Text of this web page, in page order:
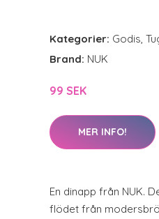
Kategorier: Godis,
Brand: NUK
99 SEK
MER INFO!
En dinapp från NUK.
flödet från